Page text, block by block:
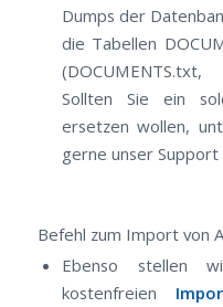
Dumps der
die Tabellen
Sollten Sie ein
ersetzen wollen,
gerne unser Support
Befehl zum Import von
Ebenso stellen
kostenfreien